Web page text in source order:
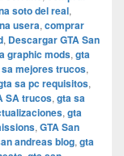
soto del real,
usera, comprar
, Descargar GTA San
graphic mods, gta
mejores trucos,
sa pc requisitos,
SA trucos, gta sa
, gta
, GTA San
andreas blog, gta